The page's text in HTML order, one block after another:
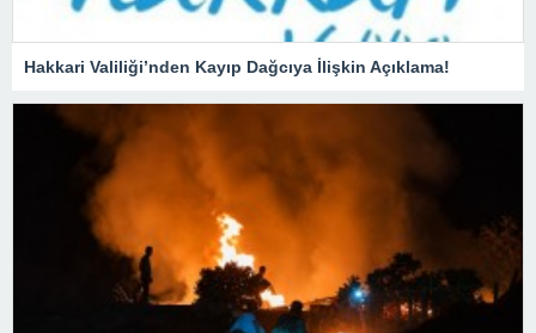
Hakkari Valiliği’nden Kayıp Dağcıya İlişkin Açıklama!